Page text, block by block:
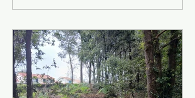
développer et résister. Prostrée : en
résistant aux éléments, l’yeuse
développe des formes bizarres et
torturées. D’abord naine rampante en
bord de